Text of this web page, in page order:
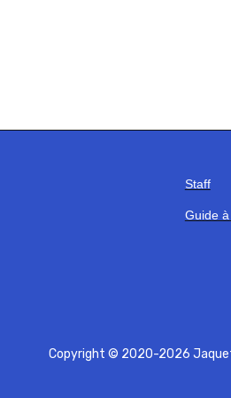
Staff
Guide
Copyright © 2020-2026